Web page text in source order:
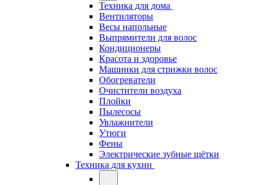
Техника для дома
Вентиляторы
Весы напольные
Выпрямители для волос
Кондиционеры
Красота и здоровье
Машинки для стрижки волос
Обогреватели
Очистители воздуха
Плойки
Пылесосы
Увлажнители
Утюги
Фены
Электрические зубные щётки
Техника для кухни